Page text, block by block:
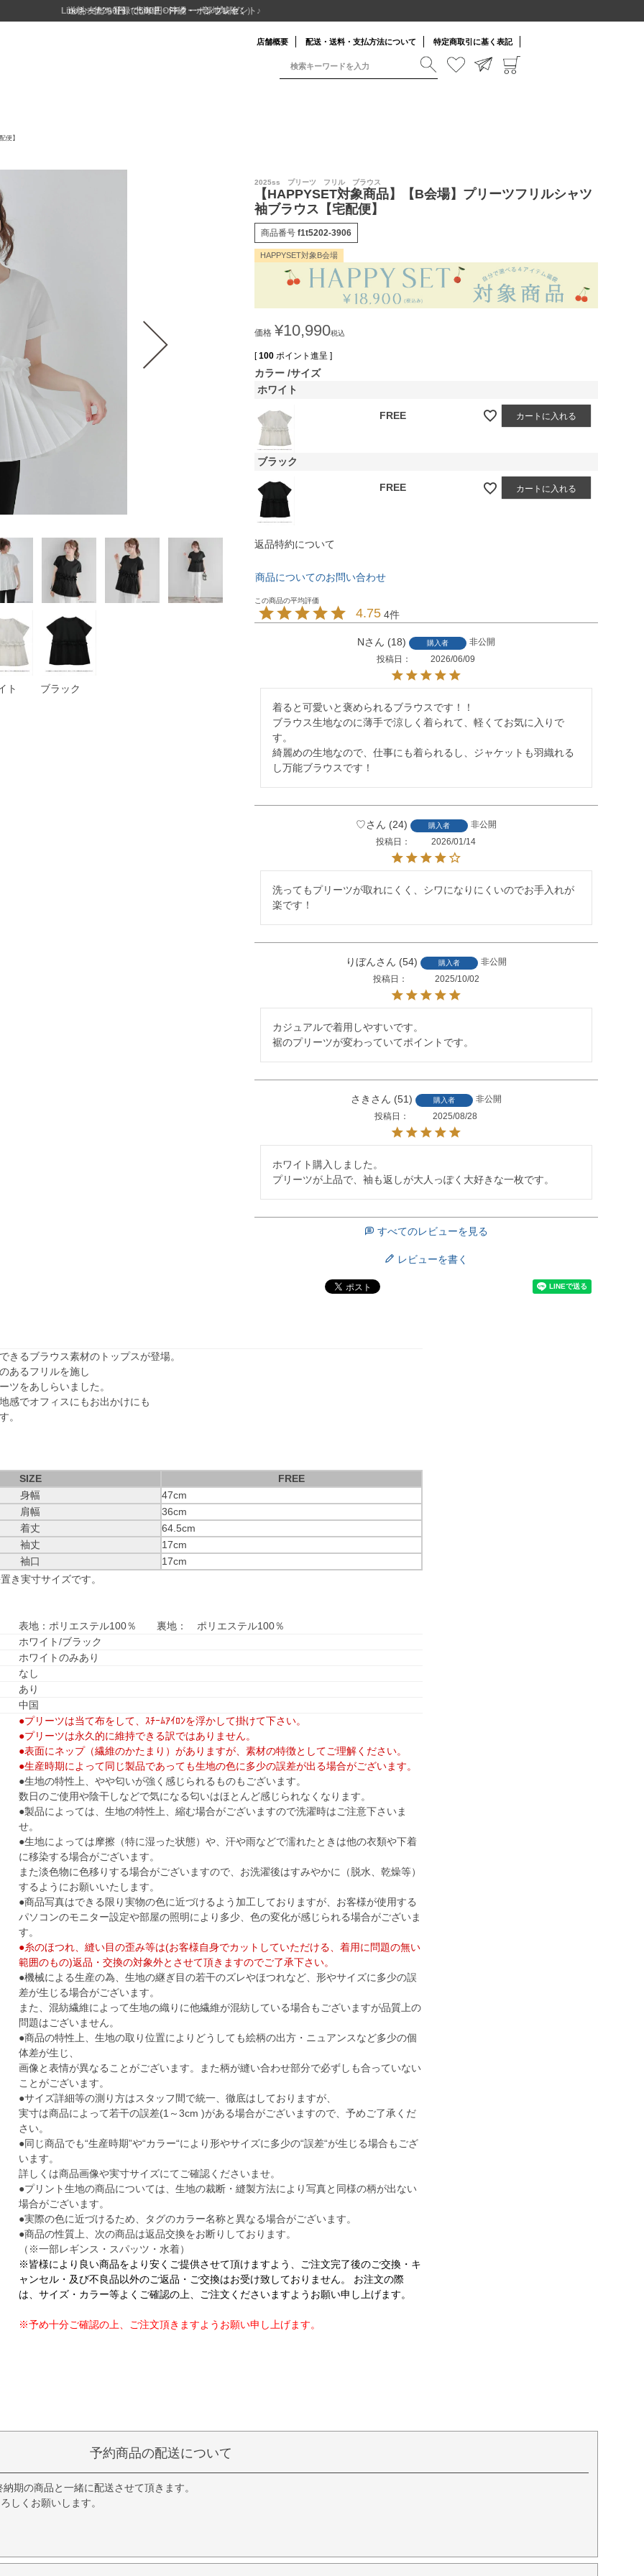
送料一律290円（北海道・沖縄・一部地域除く）
店舗概要 配送・送料・支払方法について 特定商取引に基く表記
便】
ト ブラック
2025ss プリーツ フリル ブラウス
【HAPPYSET対象商品】【B会場】プリーツフリルシャツ
袖ブラウス【宅配便】
商品番号 f1t5202-3906
HAPPYSET対象B会場
価格 ¥10,990税込
[ 100 ポイント進呈 ]
カラー サイズ
ホワイト
FREE カートに入れる
ブラック
FREE カートに入れる
返品特約について
商品についてのお問い合わせ
4.75 4
N 18 購入者
非公開
投稿日
2026/06/09
着ると可愛いと褒められるブラウスです！！
ブラウス生地なのに薄手で涼しく着られて、軽くてお気に入りで
す。
綺麗めの生地なので、仕事にも着られるし、ジャケットも羽織れる
し万能ブラウスです！
♡ 24 購入者
非公開
投稿日
2026/01/14
洗ってもプリーツが取れにくく、シワになりにくいのでお手入れが
楽です！
りぼん 54 購入者
非公開
投稿日
2025/10/02
カジュアルで着用しやすいです。
裾のプリーツが変わっていてポイントです。
さき 51 購入者
非公開
投稿日
2025/08/28
ホワイト購入しました。
プリーツが上品で、袖も返しが大人っぽく大好きな一枚です。
すべてのレビューを見る
レビューを書く
きるブラウス素材のトップスが登場。
あるフリルを施し
ツをあしらいました。
感でオフィスにもお出かけにも
。
SIZE
FREE
身幅
47cm
肩幅
36cm
着丈
64.5cm
袖丈
17cm
袖口
17cm
き実寸サイズです。
表地：ポリエステル100％ 裏地： ポリエステル100％
ホワイト/ブラック
ホワイトのみあり
なし
あり
中国
●プリーツは当て布をして、ｽﾁｰﾑｱｲﾛﾝを浮かして掛けて下さい。
●プリーツは永久的に維持できる訳ではありません。
●表面にネップ（繊維のかたまり）がありますが、素材の特徴としてご理解ください。
●生産時期によって同じ製品であっても生地の色に多少の誤差が出る場合がございます。
●生地の特性上、やや匂いが強く感じられるものもございます。
数日のご使用や陰干しなどで気になる匂いはほとんど感じられなくなります。
●製品によっては、生地の特性上、縮む場合がございますので洗濯時はご注意下さいま
せ。
●生地によっては摩擦（特に湿った状態）や、汗や雨などで濡れたときは他の衣類や下着
に移染する場合がございます。
また淡色物に色移りする場合がございますので、お洗濯後はすみやかに（脱水、乾燥等）
するようにお願いいたします。
●商品写真はできる限り実物の色に近づけるよう加工しておりますが、お客様が使用する
パソコンのモニター設定や部屋の照明により多少、色の変化が感じられる場合がございま
す。
●糸のほつれ、縫い目の歪み等は(お客様自身でカットしていただける、着用に問題の無い
範囲のもの)返品・交換の対象外とさせて頂きますのでご了承下さい。
●機械による生産の為、生地の継ぎ目の若干のズレやほつれなど、形やサイズに多少の誤
差が生じる場合がございます。
また、混紡繊維によって生地の織りに他繊維が混紡している場合もございますが品質上の
問題はございません。
●商品の特性上、生地の取り位置によりどうしても絵柄の出方・ニュアンスなど多少の個
体差が生じ、
画像と表情が異なることがございます。また柄が縫い合わせ部分で必ずしも合っていない
ことがございます。
●サイズ詳細等の測り方はスタッフ間で統一、徹底はしておりますが、
実寸は商品によって若干の誤差(1～3cm )がある場合がございますので、予めご了承くだ
さい。
●同じ商品でも“生産時期”や“カラー“により形やサイズに多少の“誤差“が生じる場合もござ
います。
詳しくは商品画像や実寸サイズにてご確認くださいませ。
●プリント生地の商品については、生地の裁断・縫製方法により写真と同様の柄が出ない
場合がございます。
●実際の色に近づけるため、タグのカラー名称と異なる場合がございます。
●商品の性質上、次の商品は返品交換をお断りしております。
（※一部レギンス・スパッツ・水着）
※皆様により良い商品をより安くご提供させて頂けますよう、ご注文完了後のご交換・キ
ャンセル・及び不良品以外のご返品・ご交換はお受け致しておりません。 お注文の際
は、サイズ・カラー等よくご確認の上、ご注文くださいますようお願い申し上げます。
※予め十分ご確認の上、ご注文頂きますようお願い申し上げます。
予約商品の配送について
期の商品と一緒に配送させて頂きます。
しくお願いします。